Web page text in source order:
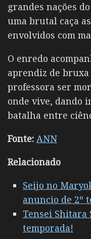
grandes nações
uma brutal caça
envolvidos com
O enredo
aprendiz de
professora ser
onde vive, dando
batalha entre
Fonte: ANN
Relacionado
Seijo no
anuncio de 2º
Tensei Shitara
temporada!